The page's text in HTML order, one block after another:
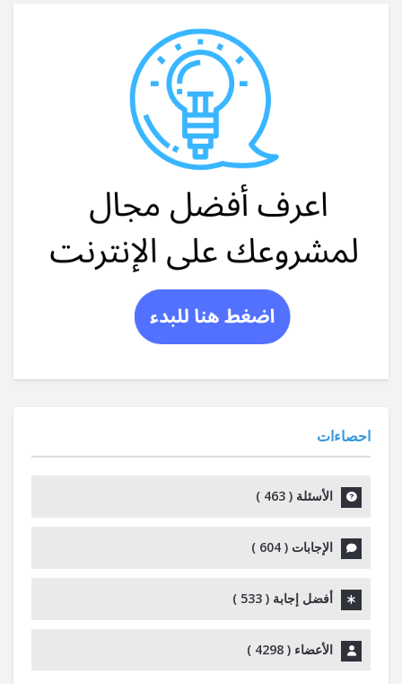
احصاءات
الأسئلة ( 463
)
الإجابات ( 604
)
أفضل إجابة ( 533
)
الأعضاء ( 4298
)